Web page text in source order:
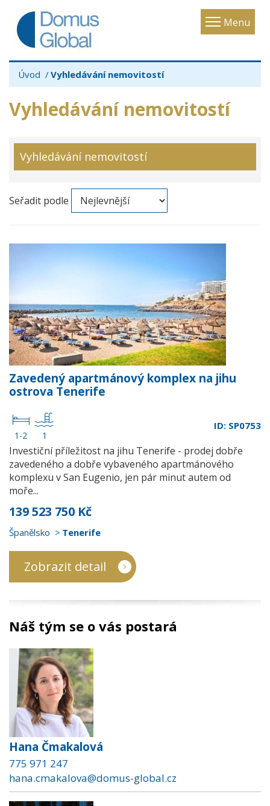
Menu
Toggle
Úvod Vyhledávání nemovitostí
Vyhledávání nemovitostí
Vyhledávání nemovitostí
Seřadit podle
Zavedený apartmánový komplex na jihu
ostrova Tenerife
1-2 1
ID: SP0753
Investiční příležitost na jihu Tenerife - prodej dobře
zavedeného a dobře vybaveného apartmánového
komplexu v San Eugenio, jen pár minut autem od
moře...
139 523 750 Kč
Španělsko Tenerife
Zobrazit detail
Náš tým se o vás postará
Hana Čmakalová
775 971 247
hana.cmakalova@domus-global.cz